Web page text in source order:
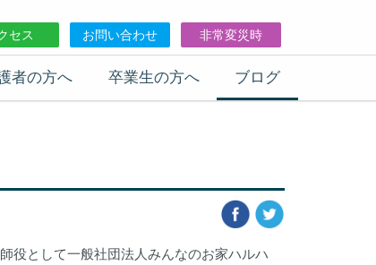
セス お問い合わせ 非常変災時
者の方へ 卒業生の方へ ブログ
役として一般社団法人みんなのお家ハルハ